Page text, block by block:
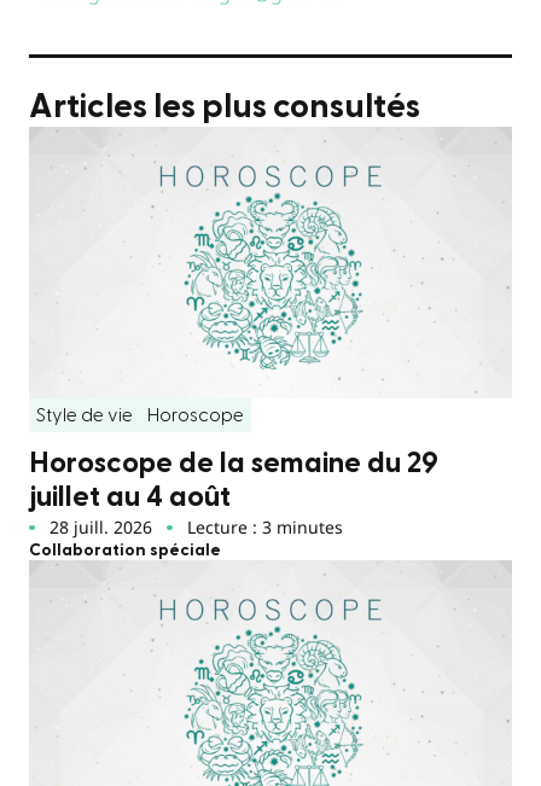
Articles les plus consultés
Style de vie Horoscope
Horoscope de la semaine du 29
juillet au 4 août
28 juill. 2026 Lecture : 3 minutes
Collaboration spéciale